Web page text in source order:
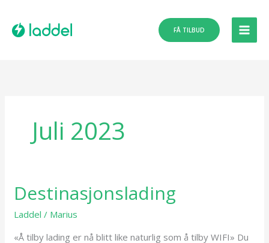
rett
FÅ TILBUD
Juli 2023
Destinasjonslading
Laddel / Marius
«Å tilby lading er nå blitt like naturlig som å tilby WIFI» Du
Destinasjonslading